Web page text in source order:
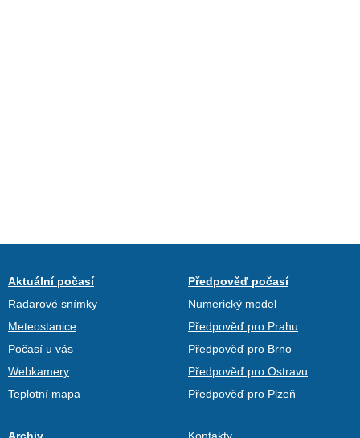
Aktuální počasí
Radarové snímky
Meteostanice
Počasí u vás
Webkamery
Teplotní mapa
Předpověď počasí
Numerický model
Předpověď pro Prahu
Předpověď pro Brno
Předpověď pro Ostravu
Předpověď pro Plzeň